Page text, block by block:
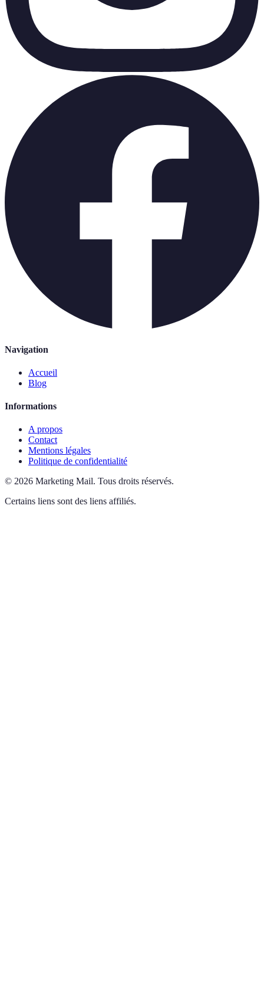
Navigation
Accueil
Blog
Informations
A propos
Contact
Mentions légales
Politique de confidentialité
© 2026 Marketing Mail. Tous droits réservés.
Certains liens sont des liens affiliés.